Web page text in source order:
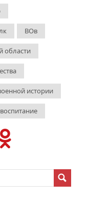
ВОв
области
истории